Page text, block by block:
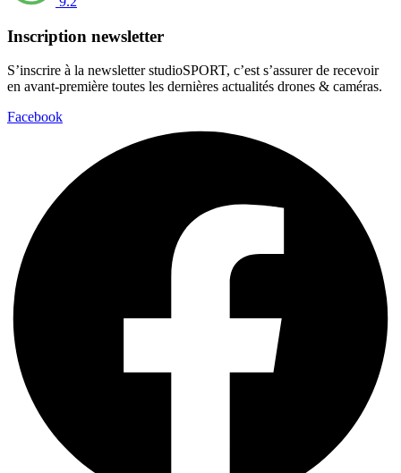
Inscription newsletter
S’inscrire à la newsletter studioSPORT, c’est s’assurer de recevoir
en avant-première toutes les dernières actualités drones & caméras.
Facebook